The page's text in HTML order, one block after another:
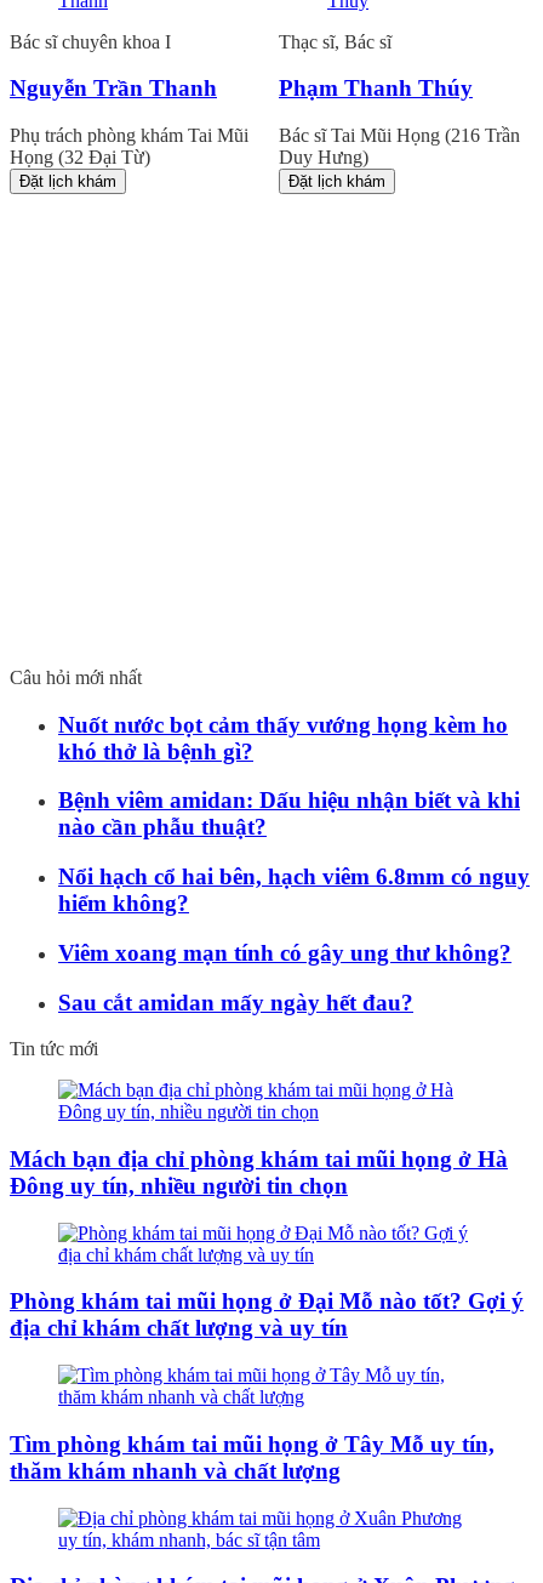
Bác sĩ chuyên khoa I
Nguyễn Trần Thanh
Phụ trách phòng khám Tai Mũi
Họng (32 Đại Từ)
Đặt lịch khám
Thạc sĩ, Bác sĩ
Phạm Thanh Thúy
Bác sĩ Tai Mũi Họng (216 Trần
Duy Hưng)
Đặt lịch khám
Câu hỏi mới nhất
Nuốt nước bọt cảm thấy vướng họng kèm ho
khó thở là bệnh gì?
Bệnh viêm amidan: Dấu hiệu nhận biết và khi
nào cần phẫu thuật?
Nổi hạch cổ hai bên, hạch viêm 6.8mm có nguy
hiểm không?
Viêm xoang mạn tính có gây ung thư không?
Sau cắt amidan mấy ngày hết đau?
Tin tức mới
Mách bạn địa chỉ phòng khám tai mũi họng ở Hà
Đông uy tín, nhiều người tin chọn
Phòng khám tai mũi họng ở Đại Mỗ nào tốt? Gợi ý
địa chỉ khám chất lượng và uy tín
Tìm phòng khám tai mũi họng ở Tây Mỗ uy tín,
thăm khám nhanh và chất lượng